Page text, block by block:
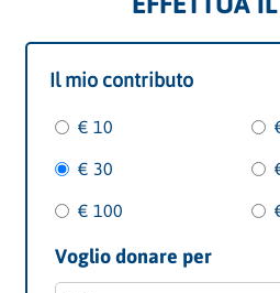
Il mio contributo
€ 10
€ 30
€ 100
Voglio donare per